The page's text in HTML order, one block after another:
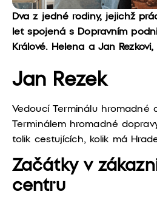
Dva z jedné rodiny, jejichž
let spojená s Dopravním
Králové. Helena a Jan
Jan Rezek
Vedoucí Terminálu hromadné
Terminálem hromadné
tolik cestujících, kolik má
Začátky v
centru